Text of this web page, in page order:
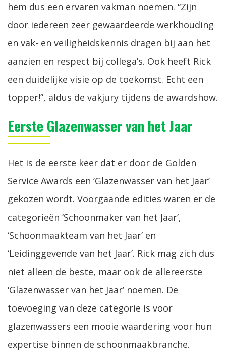
hem dus een ervaren vakman noemen. “Zijn
door iedereen zeer gewaardeerde werkhouding
en vak- en veiligheidskennis dragen bij aan het
aanzien en respect bij collega’s. Ook heeft Rick
een duidelijke visie op de toekomst. Echt een
topper!”, aldus de vakjury tijdens de awardshow.
Eerste Glazenwasser van het Jaar
Het is de eerste keer dat er door de Golden
Service Awards een ‘Glazenwasser van het Jaar’
gekozen wordt. Voorgaande edities waren er de
categorieën ‘Schoonmaker van het Jaar’,
‘Schoonmaakteam van het Jaar’ en
‘Leidinggevende van het Jaar’. Rick mag zich dus
niet alleen de beste, maar ook de allereerste
‘Glazenwasser van het Jaar’ noemen. De
toevoeging van deze categorie is voor
glazenwassers een mooie waardering voor hun
expertise binnen de schoonmaakbranche.